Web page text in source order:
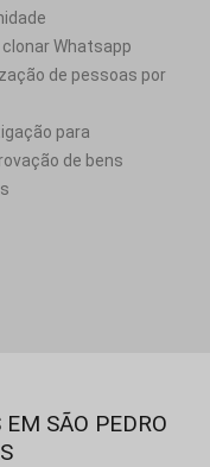
clonar Whatsapp
de pessoas por
para
de bens
SÃO PEDRO